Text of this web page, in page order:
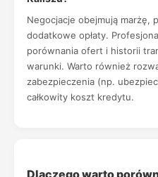
Negocjacje obejmują marżę,
dodatkowe opłaty.
porównania ofert i historii
warunki. Warto również
zabezpieczenia (np.
całkowity koszt kredytu.
Dlaczego warto